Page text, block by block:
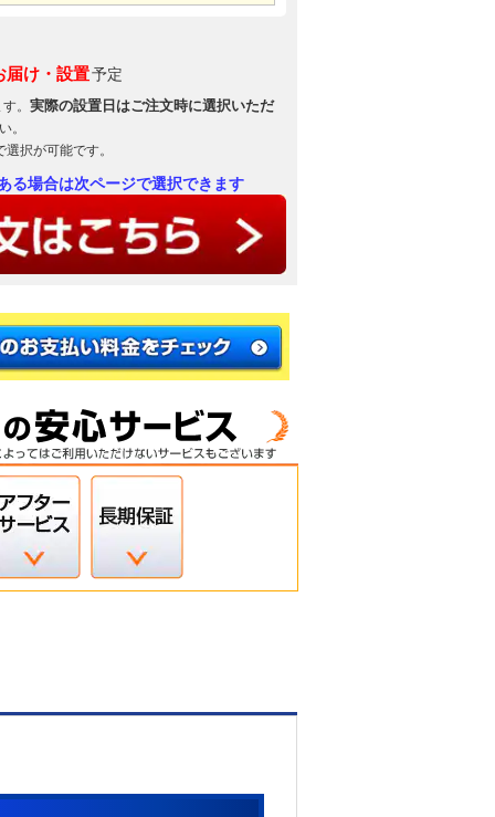
届け・設置予定
。 実際の設置日はご注文時に選択いただ
。
択が可能です。
る場合は次ページで選択できます